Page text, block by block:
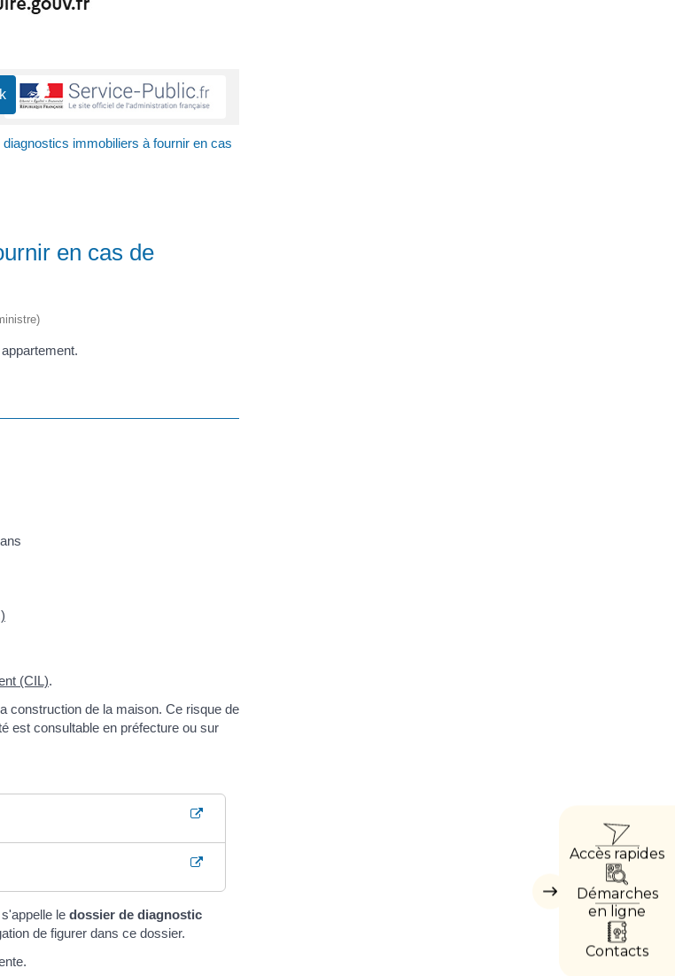
Masquer
Accès rapides
Démarches
en ligne
Contacts
immobiliers à fournir en cas
en cas de
(CIL).
construction de la maison. Ce risque de
est consultable en préfecture ou sur
le dossier de diagnostic
de figurer dans ce dossier.